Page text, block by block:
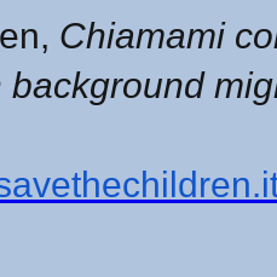
Chiamami